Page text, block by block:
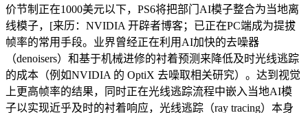
价节制正在1000美元以下，PS6将把部门AI模子整合为当地离
线模子，[来历：NVIDIA 开辟者博客；已正在PC端成为提拔
帧率的常用手段。业界曾经正在利用AI加快的去噪器
（denoisers）和基于机械进修的衬着预测来降低及时光线逃踪
的成本（例如NVIDIA 的 OptiX 去噪取相关研究）。达到视觉
上更高帧率的结果，同时正在光线逃踪流程中嵌入当地AI模
子以实现近乎及时的衬着响应，光线逃踪（ray tracing）本身